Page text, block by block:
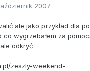
2007
ale jako przykład dla
wygrzebałem za
odkryć
zeszly-weekend-